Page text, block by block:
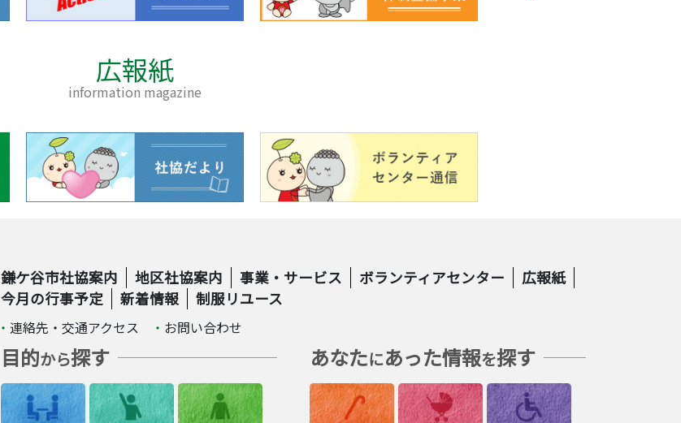
広報紙
information magazine
鎌ケ谷市社協案内 地区社協案内 事業・サービス ボランティアセンター
広報紙
今月の行事予定
新着情報 制服リユース
連絡先・交通アクセス お問い合わせ
目的から探す あなたにあった情報を探す